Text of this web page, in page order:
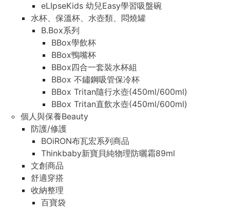
eLIpseKids 幼兒Easy學習吸盤碗
水杯、保溫杯、水壺類、悶燒罐
B.Box系列
BBox學飲杯
BBox鴨嘴杯
BBox四合一套裝水杯組
BBox 不鏽鋼吸管保冷杯
BBox Tritan隨行水壺(450ml/600ml)
BBox Tritan直飲水壺(450ml/600ml)
個人與保養Beauty
防護/修護
BOiRON布瓦宏系列商品
Thinkbaby新寶貝純物理防曬霜89ml
文創商品
舒適穿搭
收納整理
百寶袋